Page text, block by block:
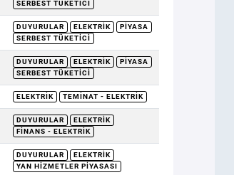
SERBEST TÜKETICI
DUYURULAR ELEKTRIK
PIYASA
SERBEST TÜKETICI
DUYURULAR ELEKTRIK
PIYASA
SERBEST TÜKETICI
ELEKTRIK TEMINAT - ELEKTRIK
DUYURULAR
ELEKTRIK
FINANS - ELEKTRIK
DUYURULAR
ELEKTRIK
YAN HIZMETLER PIYASASI